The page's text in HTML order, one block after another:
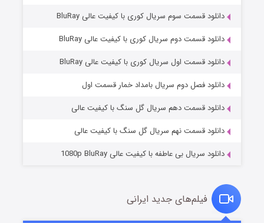
مردگان متحرک: شهر مرده ۳
قسمت۲ (زیرنویس) منتشر شد
دانلود قسمت سوم سریال کوری با کیفیت عالی BluRay
دانلود قسمت دوم سریال کوری با کیفیت عالی BluRay
دانلود قسمت اول سریال کوری با کیفیت عالی BluRay
دانلود فصل دوم سریال بامداد خمار قسمت اول
دانلود قسمت دهم سریال گل سنگ با کیفیت عالی
دانلود قسمت نهم سریال گل سنگ با کیفیت عالی
دانلود سریال بی عاطفه با کیفیت عالی 1080p BluRay
فیلم‌های جدید ایرانی